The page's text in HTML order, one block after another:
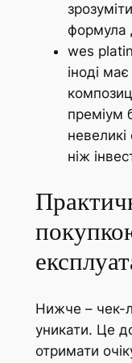
формула
wes
іноді
преміум
ніж
Нижче – чек-
уникати. Це
отримати